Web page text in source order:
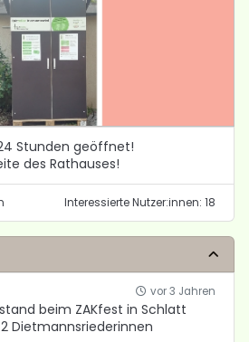
Stunden geöffnet!
des Rathauses!
Interessierte Nutzer:innen: 18
vor 3 Jahren
beim ZAKfest in Schlatt
Dietmannsriederinnen